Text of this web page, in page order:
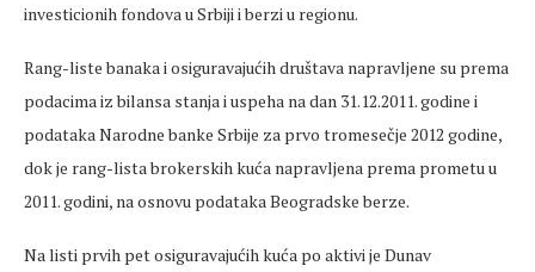
investicionih fondova u Srbiji i berzi u regionu.
Rang-liste banaka i osiguravajućih društava napravljene su prema
podacima iz bilansa stanja i uspeha na dan 31.12.2011. godine i
podataka Narodne banke Srbije za prvo tromesečje 2012 godine,
dok je rang-lista brokerskih kuća napravljena prema prometu u
2011. godini, na osnovu podataka Beogradske berze.
Na listi prvih pet osiguravajućih kuća po aktivi je Dunav